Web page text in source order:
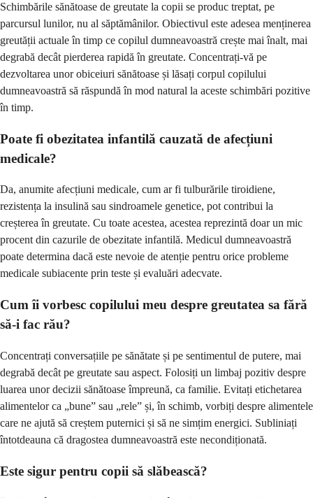
Schimbările sănătoase de greutate la copii se produc treptat, pe
parcursul lunilor, nu al săptămânilor. Obiectivul este adesea menținerea
greutății actuale în timp ce copilul dumneavoastră crește mai înalt, mai
degrabă decât pierderea rapidă în greutate. Concentrați-vă pe
dezvoltarea unor obiceiuri sănătoase și lăsați corpul copilului
dumneavoastră să răspundă în mod natural la aceste schimbări pozitive
în timp.
Poate fi obezitatea infantilă cauzată de afecțiuni
medicale?
Da, anumite afecțiuni medicale, cum ar fi tulburările tiroidiene,
rezistența la insulină sau sindroamele genetice, pot contribui la
creșterea în greutate. Cu toate acestea, acestea reprezintă doar un mic
procent din cazurile de obezitate infantilă. Medicul dumneavoastră
poate determina dacă este nevoie de atenție pentru orice probleme
medicale subiacente prin teste și evaluări adecvate.
Cum îi vorbesc copilului meu despre greutatea sa fără
să-i fac rău?
Concentrați conversațiile pe sănătate și pe sentimentul de putere, mai
degrabă decât pe greutate sau aspect. Folosiți un limbaj pozitiv despre
luarea unor decizii sănătoase împreună, ca familie. Evitați etichetarea
alimentelor ca „bune” sau „rele” și, în schimb, vorbiți despre alimentele
care ne ajută să creștem puternici și să ne simțim energici. Subliniați
întotdeauna că dragostea dumneavoastră este necondiționată.
Este sigur pentru copii să slăbească?